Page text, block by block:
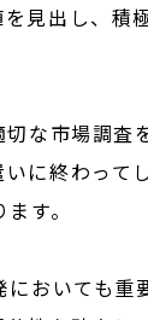
見出し、積
な市場調査
に終わって
す。
おいても重